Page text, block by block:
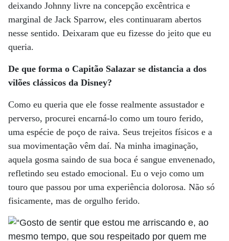
deixando Johnny livre na concepção excêntrica e
marginal de Jack Sparrow, eles continuaram abertos
nesse sentido. Deixaram que eu fizesse do jeito que eu
queria.
De que forma o Capitão Salazar se distancia a dos
vilões clássicos da Disney?
Como eu queria que ele fosse realmente assustador e
perverso, procurei encarná-lo como um touro ferido,
uma espécie de poço de raiva. Seus trejeitos físicos e a
sua movimentação vêm daí. Na minha imaginação,
aquela gosma saindo de sua boca é sangue envenenado,
refletindo seu estado emocional. Eu o vejo como um
touro que passou por uma experiência dolorosa. Não só
fisicamente, mas de orgulho ferido.